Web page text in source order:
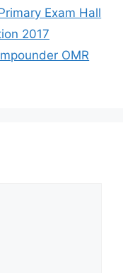
Exam Hall
2017
OMR